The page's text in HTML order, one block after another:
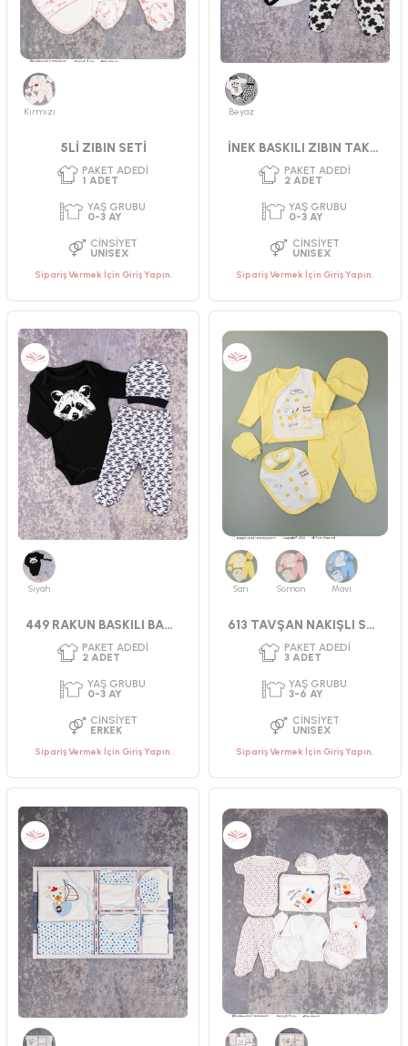
PAKET ADEDI
ADET
YAŞ GRUBU
0-3 AY
CINSIYET
UNISEX
PAKET ADEDI
1 ADET
YAŞ GRUBU
0-3 AY
CINSIYET
UNISEX
Kırmızı
5Lİ ZIBIN SETİ
PAKET ADEDI
1ADET
YAŞ GRUBU
0-3 AY
CINSIYET
UNISEX
Sipariş Vermek İçin Giriş Yapın.
Beyaz
İNEK BASKILI ZIBIN TAKIMI
PAKET ADEDI
2ADET
YAŞ GRUBU
0-3 AY
CINSIYET
UNISEX
Sipariş Vermek İçin Giriş Yapın.
Siyah
449 RAKUN BASKILI BADILI TAKIM
Sipariş Vermek İçin Giriş Yapın.
Sarı Somon Mavi
613 TAVŞAN NAKIŞLI SET
Sipariş Vermek İçin Giriş Yapın.